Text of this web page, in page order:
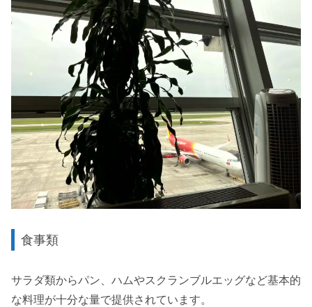
食事類
サラダ類からパン、ハムやスクランブルエッグなど基本的
な料理が十分な量で提供されています。